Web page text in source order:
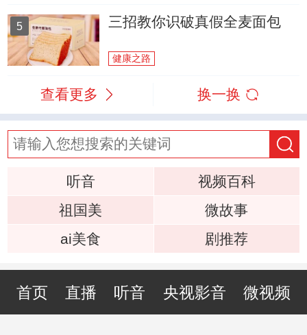
5 三招教你识破真假全麦面包
健康之路
查看更多 换一换
听音
视频百科
祖国美
微故事
ai美食
剧推荐
首页 直播 听音 央视影音 微视频